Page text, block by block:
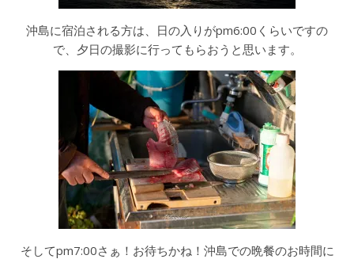
沖島に宿泊される方は、日の入りがpm6:00くらいですの
で、夕日の撮影に行ってもらおうと思います。
そしてpm7:00さぁ！お待ちかね！沖島での晩餐のお時間に